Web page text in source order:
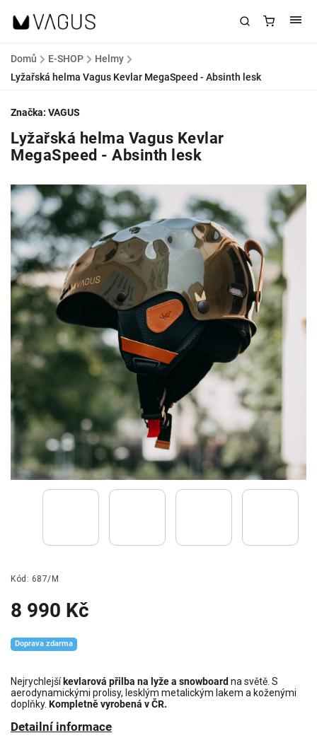
Domů / E-SHOP / Helmy /
Lyžařská helma Vagus Kevlar MegaSpeed - Absinth lesk
Lyžařská helma Vagus Kevlar
MegaSpeed - Absinth lesk
Kód: 687/M
8 990 Kč
Nejrychlejší kevlarová přilba na lyže a snowboard na světě. S
aerodynamickými prolisy, lesklým metalickým lakem a koženými
doplňky. Kompletně vyrobená v ČR.
Detailní informace
Doprava zdarma
Značka: VAGUS